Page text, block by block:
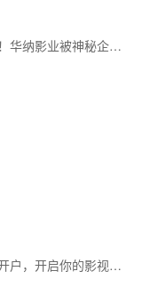
天价巨资！华纳影业被神秘企业收购
华纳公司开户，开启你的影视新篇章！